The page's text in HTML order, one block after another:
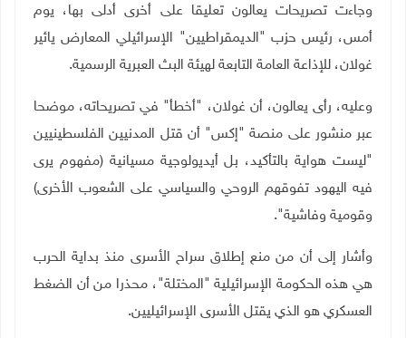
وجاءت تصريحات يعالون تعليقا على أخرى أدلى بها، يوم
أمس، رئيس حزب "الديمقراطيين" الإسرائيلي المعارض يائير
غولان، للإذاعة العامة التابعة لهيئة البث العبرية الرسمية.
وعليه، رأى يعالون، أن غولان، "أخطأ" في تصريحاته، موضحا
عبر منشور على منصة "إكس" أن قتل المدنيين الفلسطينيين
"ليست هواية بالتأكيد، بل أيديولوجية مسيانية (مفهوم يرى
فيه اليهود تفوقهم الروحي والسياسي على الشعوب الأخرى)
وقومية وفاشية".
وأشار إلى أن من منع إطلاق سراح الأسرى منذ بداية الحرب
هي هذه الحكومة الإسرائيلية "المختلة"، محذرا من أن الضغط
العسكري هو الذي يقتل الأسرى الإسرائيليين.